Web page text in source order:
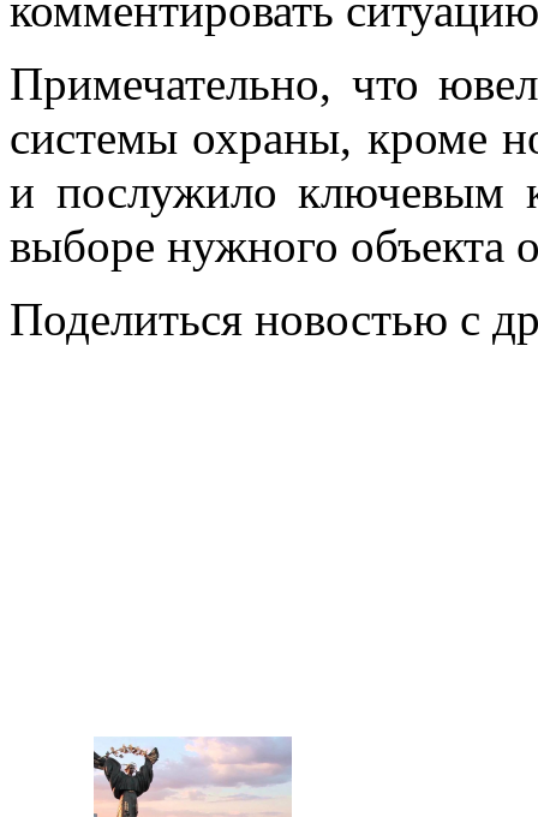
Примечательно, что
системы охраны, кроме
и послужило ключевым
выборе нужного объекта
Поделиться новостью с